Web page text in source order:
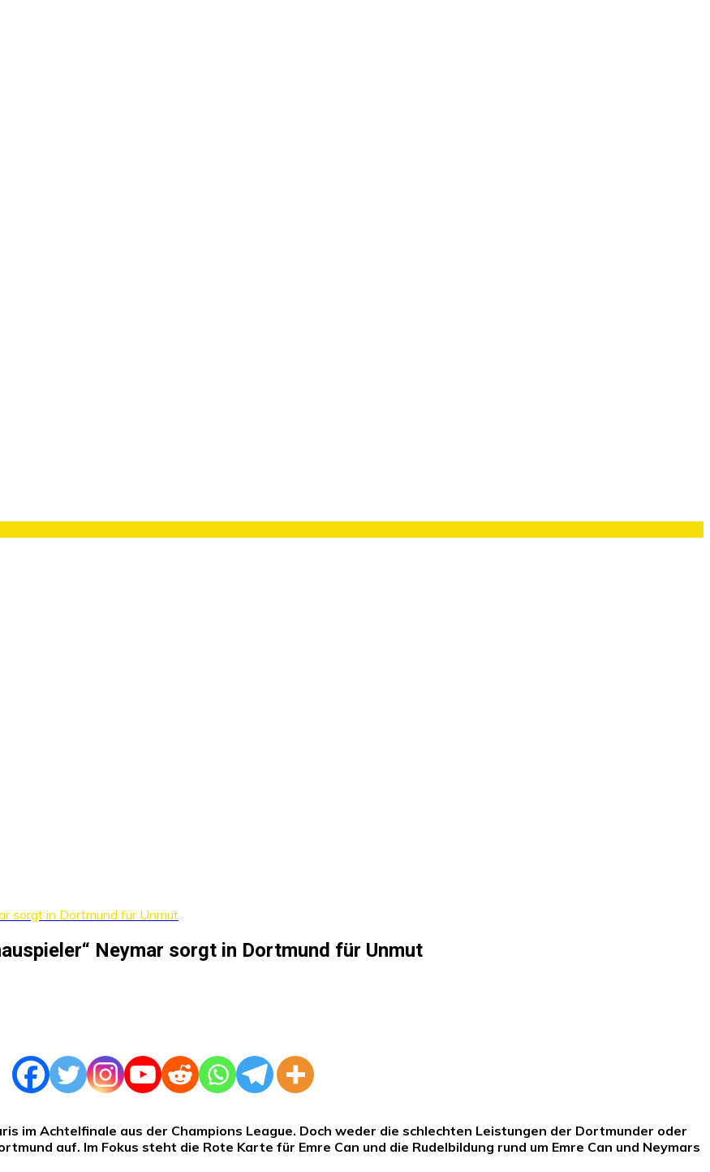
sorgt in Dortmund für Unmut
Neymar sorgt in Dortmund für Unmut
im Achtelfinale aus der Champions League. Doch weder die schlechten Leistungen der Dortmunder oder
auf. Im Fokus steht die Rote Karte für Emre Can und die Rudelbildung rund um Emre Can und Neymars